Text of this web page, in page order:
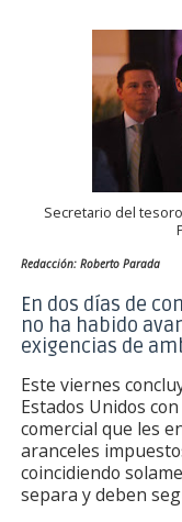
Secretario del
Redacción: Roberto Parada
En dos días de
no ha habido
exigencias de
Este viernes
Estados Unidos
comercial que les
aranceles
coincidiendo
separa y deben